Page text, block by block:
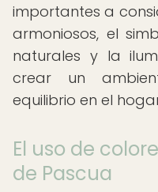
importantes a
armoniosos, el
naturales y la
crear un
equilibrio en el
El uso de
de Pascua